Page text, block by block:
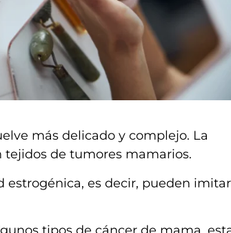
más delicado y complejo. La
tejidos de tumores mamarios.
estrogénica, es decir, pueden